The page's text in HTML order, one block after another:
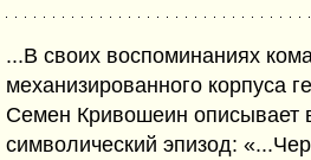
...В своих воспоминаниях
механизированного корпуса
Семен Кривошеин описывает
символический эпизод: